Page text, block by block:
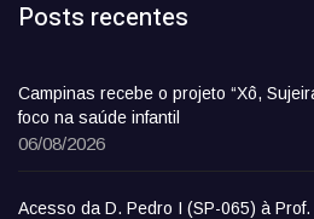
Posts recentes
Campinas recebe o projeto “Xô,
foco na saúde infantil
06/08/2026
Acesso da D. Pedro I (SP-065) à